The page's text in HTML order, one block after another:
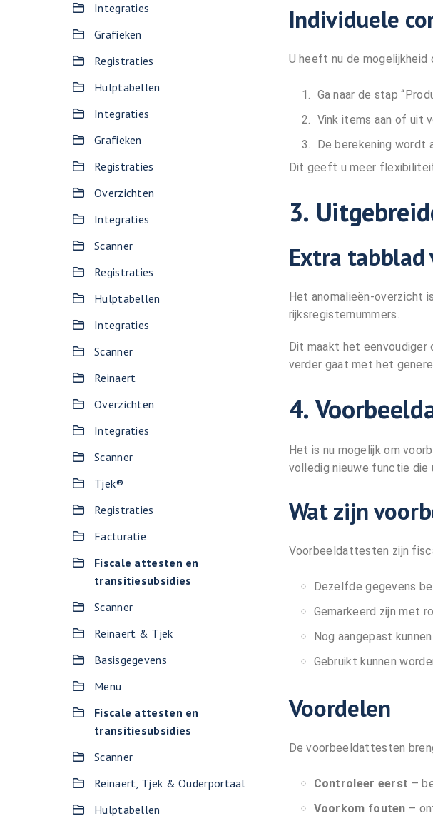
Integraties
Grafieken
Registraties
Hulptabellen
Integraties
Grafieken
Registraties
Overzichten
Integraties
Scanner
Registraties
Hulptabellen
Integraties
Scanner
Reinaert
Overzichten
Integraties
Scanner
Tjek®
Registraties
Facturatie
Fiscale attesten en
transitiesubsidies
Scanner
Reinaert & Tjek
Basisgegevens
Menu
Fiscale attesten en
transitiesubsidies
Scanner
Reinaert, Tjek & Ouderportaal
Hulptabellen
Individuele
U heeft nu de
Ga naar de stap
Vink items aan of uit
De berekening wordt
Dit geeft u meer
3.
Extra
Het anomalieën-overzicht
rijksregisternummers.
Dit maakt het
verder gaat met het
4.
Het is nu mogelijk om
volledig nieuwe functie
Wat zijn
Voorbeeldattesten zijn
Dezelfde gegevens
Gemarkeerd zijn met
Nog aangepast
Gebruikt kunnen
Voordelen
De voorbeeldattesten
Controleer eerst –
Voorkom fouten –